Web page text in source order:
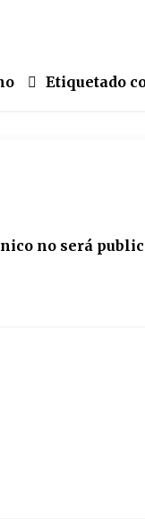
Etiquetado
no será